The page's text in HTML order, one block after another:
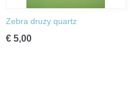
Zebra druzy quartz
€ 5,00